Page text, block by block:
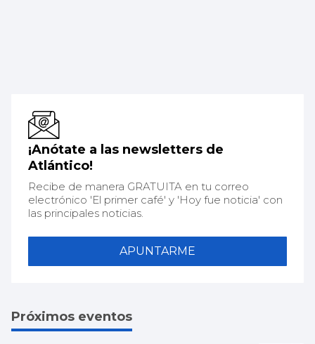
¡Anótate a las newsletters de
Atlántico!
Recibe de manera GRATUITA en tu correo
electrónico 'El primer café' y 'Hoy fue noticia' con
las principales noticias.
APUNTARME
Próximos eventos